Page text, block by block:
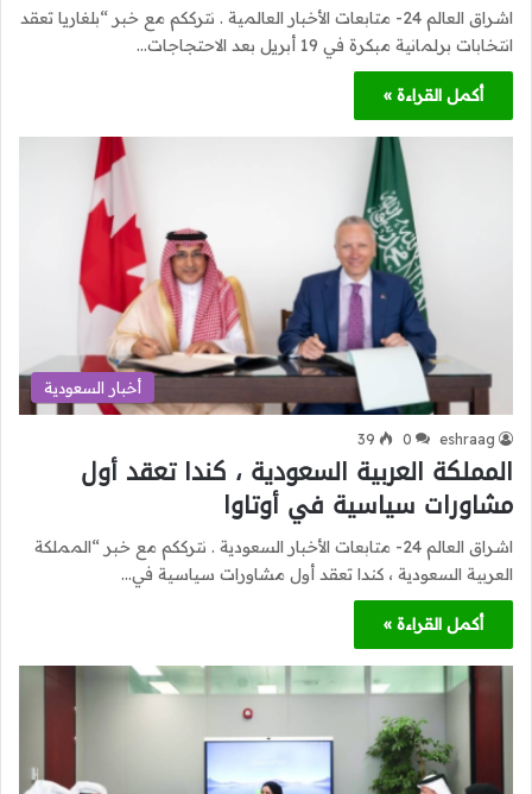
اشراق العالم 24- متابعات الأخبار العالمية . نترككم مع خبر “بلغاريا تعقد
انتخابات برلمانية مبكرة في 19 أبريل بعد الاحتجاجات…
أكمل القراءة »
أخبار السعودية
eshraag
0
39
المملكة العربية السعودية ، كندا تعقد أول
مشاورات سياسية في أوتاوا
اشراق العالم 24- متابعات الأخبار السعودية . نترككم مع خبر “المملكة
العربية السعودية ، كندا تعقد أول مشاورات سياسية في…
أكمل القراءة »